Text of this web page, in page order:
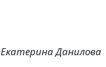
Екатерина Данилова